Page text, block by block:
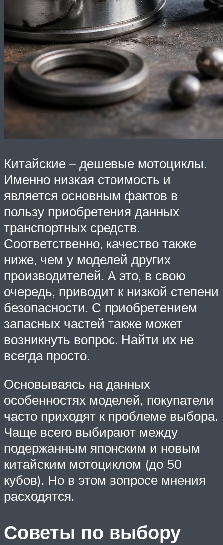
Китайские – дешевые мотоциклы.
Именно низкая стоимость и
является основным фактов в
пользу приобретения данных
транспортных средств.
Соответственно, качество также
ниже, чем у моделей других
производителей. А это, в свою
очередь, приводит к низкой степени
безопасности. С приобретением
запасных частей также может
возникнуть вопрос. Найти их не
всегда просто.
Основываясь на данных
особенностях моделей, покупатели
часто приходят к проблеме выбора.
Чаще всего выбирают между
подержанным японским и новым
китайским мотоциклом (до 50
кубов). Но в этом вопросе мнения
расходятся.
Советы по выбору